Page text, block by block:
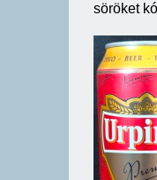
söröket